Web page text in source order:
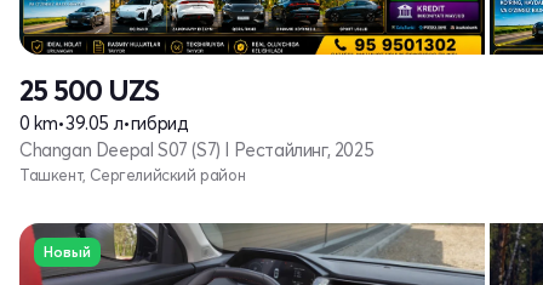
25 500 UZS
0 km•39.05 л•гибрид
Changan Deepal S07 (S7) I Рестайлинг, 2025
Ташкент, Сергелийский район
Новый